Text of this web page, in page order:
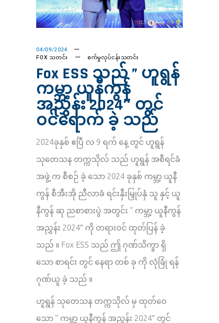
04/09/2024
FOX သတင်း
စက်မှုလုပ်ငန်းသတင်း
Fox ESS သည် ” ဟူရွန်
ကမ္ဘာ့ ယူနီကွန်
အညွှန်း 2024″ တွင်
ဝင်ရောက် ခဲ့ သည်
2024ခုနှစ် ဧပြီ လ 9 ရက် နေ့ တွင် ဟူရွန်
သုတေသန တက္ကသိုလ် သည် ဟူရွန် အစီရင်ခံ
အဖွဲ့ က စီစဉ် ခဲ့ သော 2024 ခုနှစ် ကမ္ဘာ့ ယူနီ
ကွန် စီအီးအို ညီလာခံ ရင်းနှီးမြှုပ်နှံ သူ နှင့် ယူ
နီကွန် ဆု ညစာစားပွဲ အတွင်း ” ကမ္ဘာ့ ယူနီကွန်
အညွှန်း 2024″ ကို တရားဝင် ထုတ်ပြန် ခဲ့
သည် ။ Fox ESS သည် ဤ ဂုဏ်သိက္ခာ ရှိ
သော စာရင်း တွင် နေရာ တစ် ခု ကို လုံခြုံ ရန်
ဂုဏ်ယူ ခဲ့ သည် ။
ဟူရွန် သုတေသန တက္ကသိုလ် မှ ထုတ်ဝေ
သော ” ကမ္ဘာ့ ယူနီကွန် အညွှန်း 2024″ တွင်